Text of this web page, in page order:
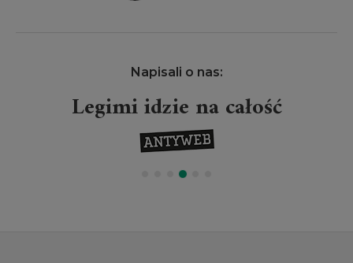
Napisali o nas:
Legimi idzie na całość